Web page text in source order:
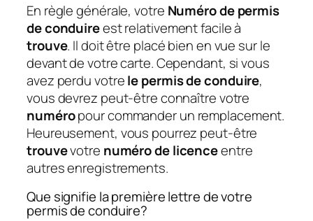
En règle générale, votre Numéro de permis
de conduireest relativement facile à
trouve. Il doit être placé bien en vue sur le
devant de votre carte. Cependant, si vous
avez perdu votrele permis de conduire,
vous devrez peut-être connaître votre
numéropour commander un remplacement.
Heureusement, vous pourrez peut-être
trouvevotre numéro de licenceentre
autres enregistrements.
Que signifie la première lettre de votre
permis de conduire?